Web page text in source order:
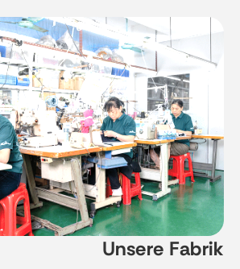
Unsere Fabrik